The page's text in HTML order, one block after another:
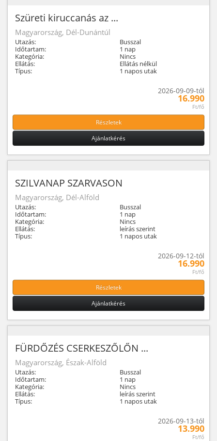
Szüreti kiruccanás az ...
Magyarország, Dél-Dunántúl
Utazás:
Busszal
Időtartam:
1 nap
Kategória:
Nincs
Ellátás:
Ellátás nélkül
Típus:
1 napos utak
2026-09-09-tól
16.990
Ft/fő
Részletek
Ajánlatkérés
SZILVANAP SZARVASON
Magyarország, Dél-Alföld
Utazás:
Busszal
Időtartam:
1 nap
Kategória:
Nincs
Ellátás:
leírás szerint
Típus:
1 napos utak
2026-09-12-tól
16.990
Ft/fő
Részletek
Ajánlatkérés
FÜRDŐZÉS CSERKESZŐLŐN ...
Magyarország, Észak-Alföld
Utazás:
Busszal
Időtartam:
1 nap
Kategória:
Nincs
Ellátás:
leírás szerint
Típus:
1 napos utak
2026-09-13-tól
13.990
Ft/fő